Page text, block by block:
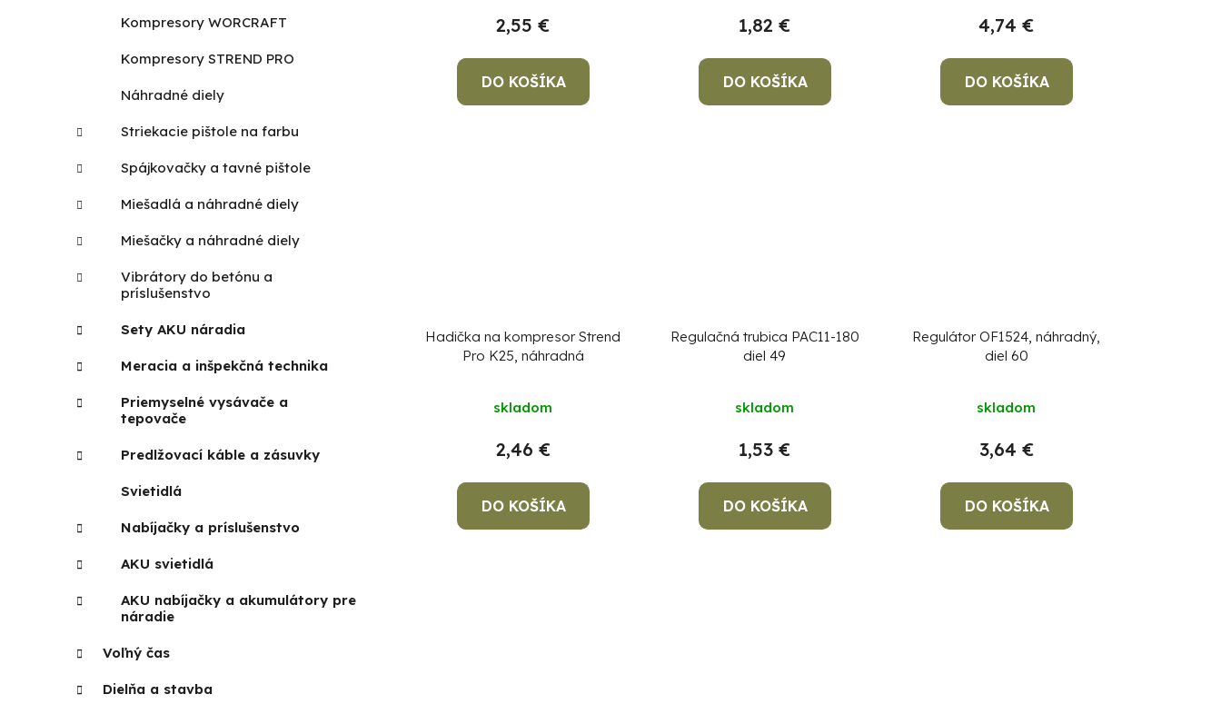
Kompresory WORCRAFT
Kompresory STREND PRO
Náhradné diely
Striekacie pištole na farbu
Spájkovačky a tavné pištole
Miešadlá a náhradné diely
Miešačky a náhradné diely
Vibrátory do betónu a
príslušenstvo
Sety AKU náradia
Meracia a inšpekčná technika
Priemyselné vysávače a
tepovače
Predlžovací káble a zásuvky
Svietidlá
Nabíjačky a príslušenstvo
AKU svietidlá
AKU nabíjačky a akumulátory pre
náradie
Voľný čas
Dielňa a stavba
2,55 €
DO KOŠÍKA
1,82 €
DO KOŠÍKA
4,74 €
DO KOŠÍKA
Hadička na kompresor Strend
Pro K25, náhradná
skladom
2,46 €
DO KOŠÍKA
Regulačná trubica PAC11-180
diel 49
skladom
1,53 €
DO KOŠÍKA
Regulátor OF1524, náhradný,
diel 60
skladom
3,64 €
DO KOŠÍKA